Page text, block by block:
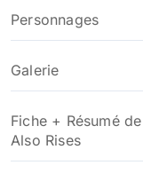
Personnages
Galerie
Fiche + Résumé
Also Rises